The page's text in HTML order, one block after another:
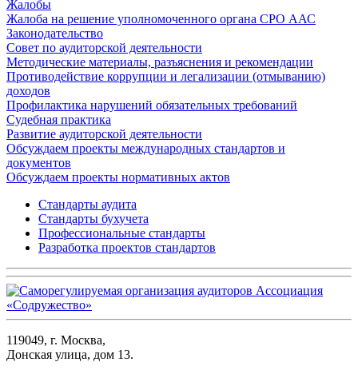
Жалобы
Жалоба на решение уполномоченного органа СРО ААС
Законодательство
Совет по аудиторской деятельности
Методические материалы, разъяснения и рекомендации
Противодействие коррупции и легализации (отмыванию)
доходов
Профилактика нарушений обязательных требований
Судебная практика
Развитие аудиторской деятельности
Обсуждаем проекты международных стандартов и
документов
Обсуждаем проекты нормативных актов
Стандарты аудита
Стандарты бухучета
Профессиональные стандарты
Разработка проектов стандартов
119049, г. Москва,
Донская улица, дом 13.